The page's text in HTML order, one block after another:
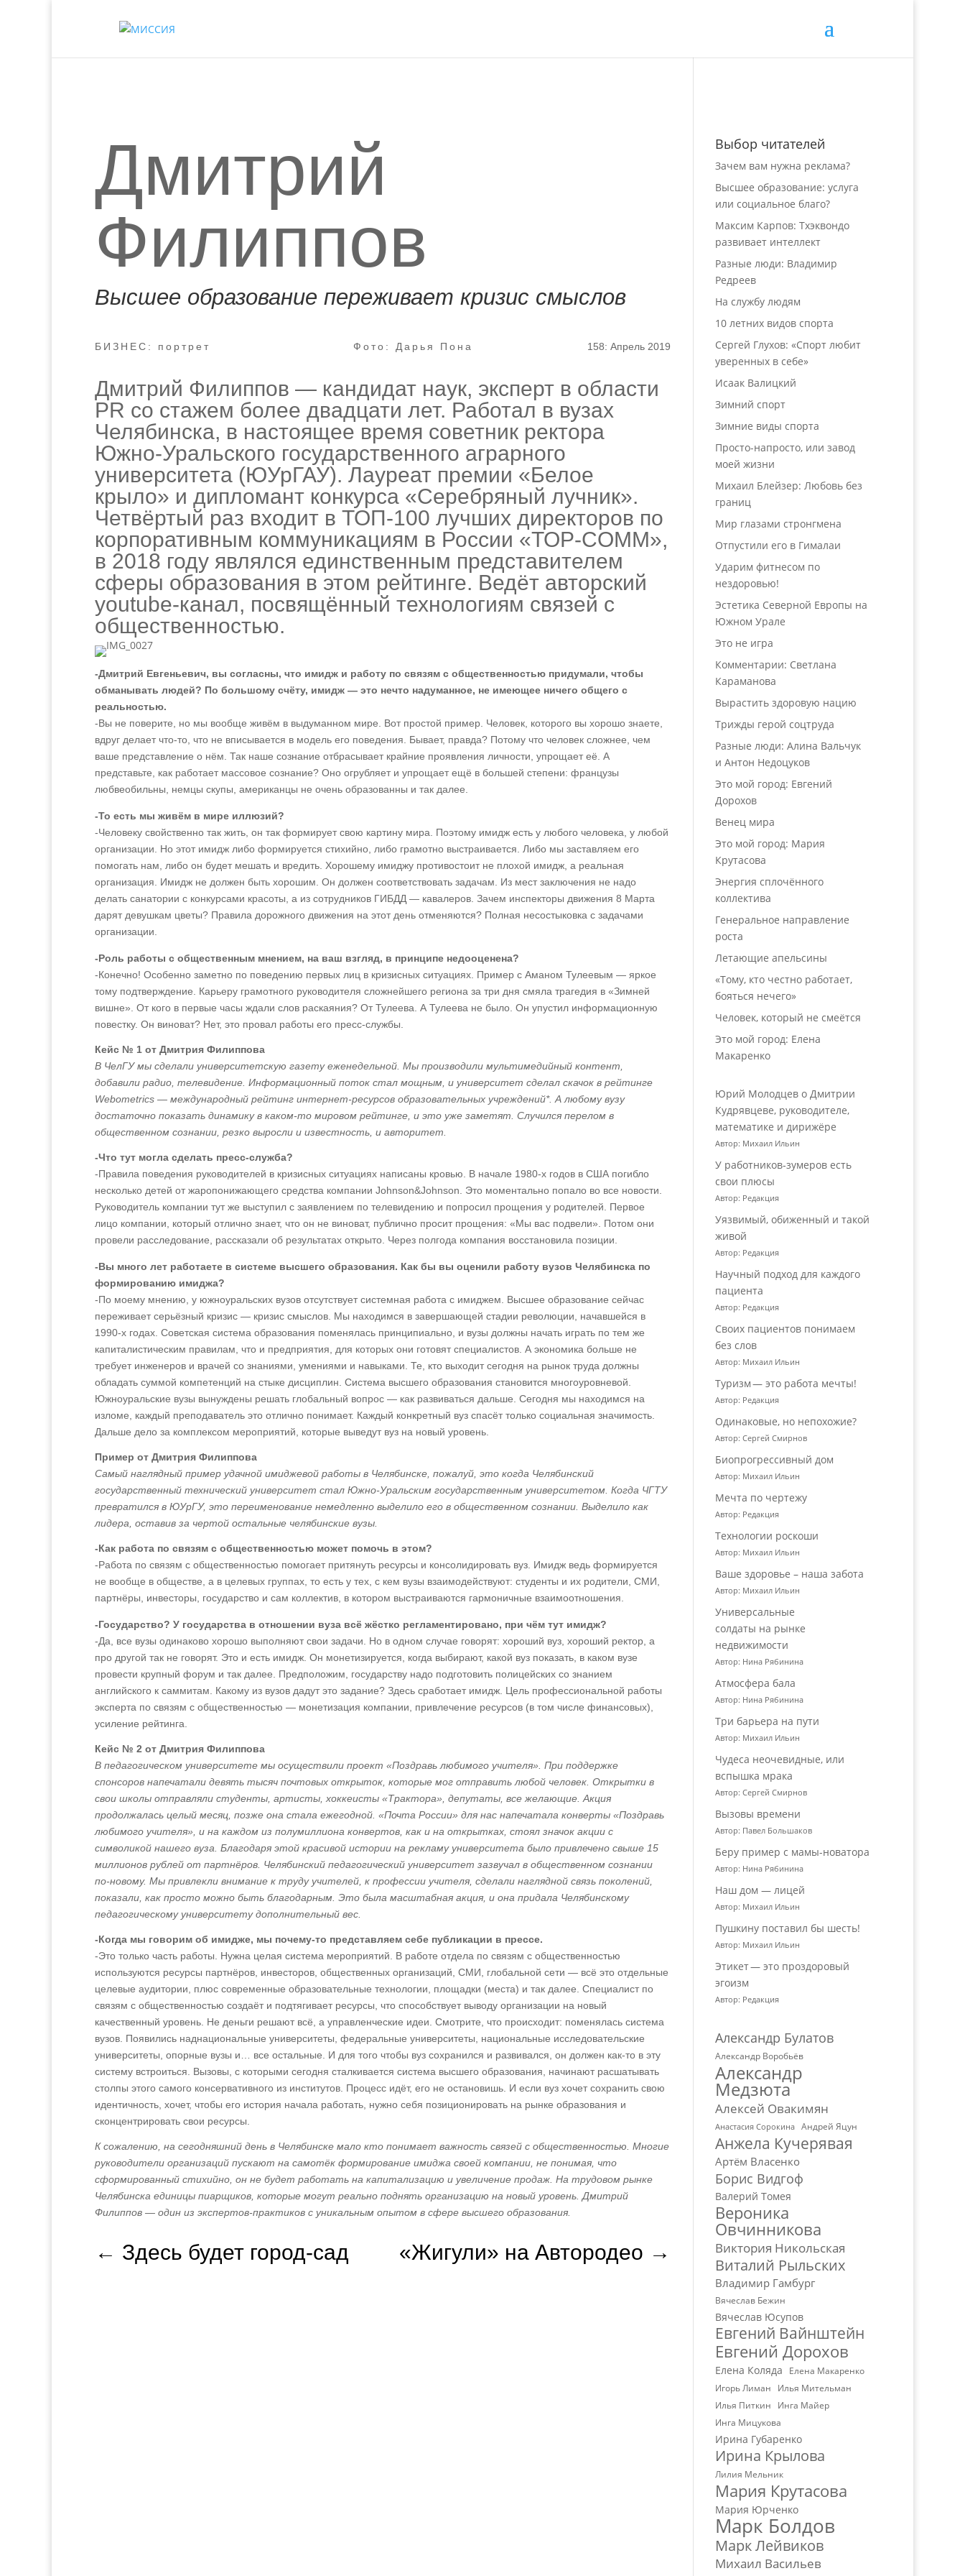
Дмитрий
Филиппов
Высшее образование переживает кризис смыслов
БИЗНЕС: портрет Фото: Дарья Пона 158: Апрель 2019
Дмитрий Филиппов — кандидат наук, эксперт в области
PR со стажем более двадцати лет. Работал в вузах
Челябинска, в настоящее время советник ректора
Южно-Уральского государственного аграрного
университета (ЮУрГАУ). Лауреат премии «Белое
крыло» и дипломант конкурса «Серебряный лучник».
Четвёртый раз входит в ТОП-100 лучших директоров по
корпоративным коммуникациям в России «TOP-COMM»,
в 2018 году являлся единственным представителем
сферы образования в этом рейтинге. Ведёт авторский
youtube-канал, посвящённый технологиям связей с
общественностью.
-Дмитрий Евгеньевич, вы согласны, что имидж и работу по связям с общественностью придумали, чтобы
обманывать людей? По большому счёту, имидж — это нечто надуманное, не имеющее ничего общего с
реальностью.
-Вы не поверите, но мы вообще живём в выдуманном мире. Вот простой пример. Человек, которого вы хорошо знаете,
вдруг делает что-то, что не вписывается в модель его поведения. Бывает, правда? Потому что человек сложнее, чем
ваше представление о нём. Так наше сознание отбрасывает крайние проявления личности, упрощает её. А
представьте, как работает массовое сознание? Оно огрубляет и упрощает ещё в большей степени: французы
любвеобильны, немцы скупы, американцы не очень образованны и так далее.
-То есть мы живём в мире иллюзий?
-Человеку свойственно так жить, он так формирует свою картину мира. Поэтому имидж есть у любого человека, у любой
организации. Но этот имидж либо формируется стихийно, либо грамотно выстраивается. Либо мы заставляем его
помогать нам, либо он будет мешать и вредить. Хорошему имиджу противостоит не плохой имидж, а реальная
организация. Имидж не должен быть хорошим. Он должен соответствовать задачам. Из мест заключения не надо
делать санатории с конкурсами красоты, а из сотрудников ГИБДД — кавалеров. Зачем инспекторы движения 8 Марта
дарят девушкам цветы? Правила дорожного движения на этот день отменяются? Полная несостыковка с задачами
организации.
-Роль работы с общественным мнением, на ваш взгляд, в принципе недооценена?
-Конечно! Особенно заметно по поведению первых лиц в кризисных ситуациях. Пример с Аманом Тулеевым — яркое
тому подтверждение. Карьеру грамотного руководителя сложнейшего региона за три дня смяла трагедия в «Зимней
вишне». От кого в первые часы ждали слов раскаяния? От Тулеева. А Тулеева не было. Он упустил информационную
повестку. Он виноват? Нет, это провал работы его пресс-службы.
Кейс № 1 от Дмитрия Филиппова
В ЧелГУ мы сделали университетскую газету еженедельной. Мы производили мультимедийный контент,
добавили радио, телевидение. Информационный поток стал мощным, и университет сделал скачок в рейтинге
Webometrics — международный рейтинг интернет-ресурсов образовательных учреждений*. А любому вузу
достаточно показать динамику в каком-то мировом рейтинге, и это уже заметят. Случился перелом в
общественном сознании, резко выросли и известность, и авторитет.
-Что тут могла сделать пресс-служба?
-Правила поведения руководителей в кризисных ситуациях написаны кровью. В начале 1980‑х годов в США погибло
несколько детей от жаропонижающего средства компании Johnson&Johnson. Это моментально попало во все новости.
Руководитель компании тут же выступил с заявлением по телевидению и попросил прощения у родителей. Первое
лицо компании, который отлично знает, что он не виноват, публично просит прощения: «Мы вас подвели». Потом они
провели расследование, рассказали об результатах открыто. Через полгода компания восстановила позиции.
-Вы много лет работаете в системе высшего образования. Как бы вы оценили работу вузов Челябинска по
формированию имиджа?
-По моему мнению, у южноуральских вузов отсутствует системная работа с имиджем. Высшее образование сейчас
переживает серьёзный кризис — кризис смыслов. Мы находимся в завершающей стадии революции, начавшейся в
1990‑х годах. Советская система образования поменялась принципиально, и вузы должны начать играть по тем же
капиталистическим правилам, что и предприятия, для которых они готовят специалистов. А экономика больше не
требует инженеров и врачей со знаниями, умениями и навыками. Те, кто выходит сегодня на рынок труда должны
обладать суммой компетенций на стыке дисциплин. Система высшего образования становится многоуровневой.
Южноуральские вузы вынуждены решать глобальный вопрос — как развиваться дальше. Сегодня мы находимся на
изломе, каждый преподаватель это отлично понимает. Каждый конкретный вуз спасёт только социальная значимость.
Дальше дело за комплексом мероприятий, которые выведут вуз на новый уровень.
Пример от Дмитрия Филиппова
Самый наглядный пример удачной имиджевой работы в Челябинске, пожалуй, это когда Челябинский
государственный технический университет стал Южно-Уральским государственным университетом. Когда ЧГТУ
превратился в ЮУрГУ, это переименование немедленно выделило его в общественном сознании. Выделило как
лидера, оставив за чертой остальные челябинские вузы.
-Как работа по связям с общественностью может помочь в этом?
-Работа по связям с общественностью помогает притянуть ресурсы и консолидировать вуз. Имидж ведь формируется
не вообще в обществе, а в целевых группах, то есть у тех, с кем вузы взаимодействуют: студенты и их родители, СМИ,
партнёры, инвесторы, государство и сам коллектив, в котором выстраиваются гармоничные взаимоотношения.
-Государство? У государства в отношении вуза всё жёстко регламентировано, при чём тут имидж?
-Да, все вузы одинаково хорошо выполняют свои задачи. Но в одном случае говорят: хороший вуз, хороший ректор, а
про другой так не говорят. Это и есть имидж. Он монетизируется, когда выбирают, какой вуз показать, в каком вузе
провести крупный форум и так далее. Предположим, государству надо подготовить полицейских со знанием
английского к саммитам. Какому из вузов дадут это задание? Здесь сработает имидж. Цель профессиональной работы
эксперта по связям с общественностью — монетизация компании, привлечение ресурсов (в том числе финансовых),
усиление рейтинга.
Кейс № 2 от Дмитрия Филиппова
В педагогическом университете мы осуществили проект «Поздравь любимого учителя». При поддержке
спонсоров напечатали девять тысяч почтовых открыток, которые мог отправить любой человек. Открытки в
свои школы отправляли студенты, артисты, хоккеисты «Трактора», депутаты, все желающие. Акция
продолжалась целый месяц, позже она стала ежегодной. «Почта России» для нас напечатала конверты «Поздравь
любимого учителя», и на каждом из полумиллиона конвертов, как и на открытках, стоял значок акции с
символикой нашего вуза. Благодаря этой красивой истории на рекламу университета было привлечено свыше 15
миллионов рублей от партнёров. Челябинский педагогический университет зазвучал в общественном сознании
по-новому. Мы привлекли внимание к труду учителей, к профессии учителя, сделали наглядной связь поколений,
показали, как просто можно быть благодарным. Это была масштабная акция, и она придала Челябинскому
педагогическому университету дополнительный вес.
-Когда мы говорим об имидже, мы почему-то представляем себе публикации в прессе.
-Это только часть работы. Нужна целая система мероприятий. В работе отдела по связям с общественностью
используются ресурсы партнёров, инвесторов, общественных организаций, СМИ, глобальной сети — всё это отдельные
целевые аудитории, плюс современные образовательные технологии, площадки (места) и так далее. Специалист по
связям с общественностью создаёт и подтягивает ресурсы, что способствует выводу организации на новый
качественный уровень. Не деньги решают всё, а управленческие идеи. Смотрите, что происходит: поменялась система
вузов. Появились наднациональные университеты, федеральные университеты, национальные исследовательские
университеты, опорные вузы и… все остальные. И для того чтобы вуз сохранился и развивался, он должен как-то в эту
систему встроиться. Вызовы, с которыми сегодня сталкивается система высшего образования, начинают расшатывать
столпы этого самого консервативного из институтов. Процесс идёт, его не остановишь. И если вуз хочет сохранить свою
идентичность, хочет, чтобы его история начала работать, нужно себя позиционировать на рынке образования и
сконцентрировать свои ресурсы.
К сожалению, на сегодняшний день в Челябинске мало кто понимает важность связей с общественностью. Многие
руководители организаций пускают на самотёк формирование имиджа своей компании, не понимая, что
сформированный стихийно, он не будет работать на капитализацию и увеличение продаж. На трудовом рынке
Челябинска единицы пиарщиков, которые могут реально поднять организацию на новый уровень. Дмитрий
Филиппов — один из экспертов‑практиков с уникальным опытом в сфере высшего образования.
← Здесь будет город-сад «Жигули» на Автородео →
Выбор читателей
Зачем вам нужна реклама?
Высшее образование: услуга
или социальное благо?
Максим Карпов: Тхэквондо
развивает интеллект
Разные люди: Владимир
Редреев
На службу людям
10 летних видов спорта
Сергей Глухов: «Спорт любит
уверенных в себе»
Исаак Валицкий
Зимний спорт
Зимние виды спорта
Просто-напросто, или завод
моей жизни
Михаил Блейзер: Любовь без
границ
Мир глазами стронгмена
Отпустили его в Гималаи
Ударим фитнесом по
нездоровью!
Эстетика Северной Европы на
Южном Урале
Это не игра
Комментарии: Светлана
Караманова
Вырастить здоровую нацию
Трижды герой соцтруда
Разные люди: Алина Вальчук
и Антон Недоцуков
Это мой город: Евгений
Дорохов
Венец мира
Это мой город: Мария
Крутасова
Энергия сплочённого
коллектива
Генеральное направление
роста
Летающие апельсины
«Тому, кто честно работает,
бояться нечего»
Человек, который не смеётся
Это мой город: Елена
Макаренко
Юрий Молодцев о Дмитрии
Кудрявцеве, руководителе,
математике и дирижёре
Автор: Михаил Ильин
У работников‑зумеров есть
свои плюсы
Автор: Редакция
Уязвимый, обиженный и такой
живой
Автор: Редакция
Научный подход для каждого
пациента
Автор: Редакция
Своих пациентов понимаем
без слов
Автор: Михаил Ильин
Туризм — это работа мечты!
Автор: Редакция
Одинаковые, но непохожие?
Автор: Сергей Смирнов
Биопрогрессивный дом
Автор: Михаил Ильин
Мечта по чертежу
Автор: Редакция
Технологии роскоши
Автор: Михаил Ильин
Ваше здоровье – наша забота
Автор: Михаил Ильин
Универсальные
солдаты на рынке
недвижимости
Автор: Нина Рябинина
Атмосфера бала
Автор: Нина Рябинина
Три барьера на пути
Автор: Михаил Ильин
Чудеса неочевидные, или
вспышка мрака
Автор: Сергей Смирнов
Вызовы времени
Автор: Павел Большаков
Беру пример с мамы-новатора
Автор: Нина Рябинина
Наш дом — лицей
Автор: Михаил Ильин
Пушкину поставил бы шесть!
Автор: Михаил Ильин
Этикет — это проздоровый
эгоизм
Автор: Редакция
Александр Булатов
Александр Воробьёв
Александр
Медзюта
Алексей Овакимян
Анастасия Сорокина Андрей Яцун
Анжела Кучерявая
Артём Власенко
Борис Видгоф
Валерий Томея
Вероника
Овчинникова
Виктория Никольская
Виталий Рыльских
Владимир Гамбург
Вячеслав Бежин
Вячеслав Юсупов
Евгений Вайнштейн
Евгений Дорохов
Елена Коляда
Елена Макаренко
Игорь Лиман
Илья Мительман
Илья Питкин
Инга Майер
Инга Мицукова
Ирина Губаренко
Ирина Крылова
Лилия Мельник
Мария Крутасова
Мария Юрченко
Марк Болдов
Марк Лейвиков
Михаил Васильев